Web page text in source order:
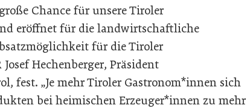
Chance für unsere Tiroler
eröffnet für die landwirtschaftliche
für die Tiroler
Hechenberger, Präsident
fest. „Je mehr Tiroler Gastronom*innen sich
bei heimischen Erzeuger*innen zu mehr